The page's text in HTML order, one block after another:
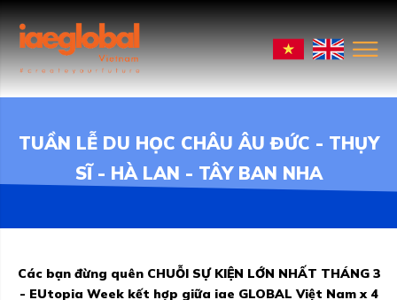
TUẦN LỄ DU HỌC CHÂU ÂU ĐỨC - THỤY
SĨ - HÀ LAN - TÂY BAN NHA
Các bạn đừng quên CHUỖI SỰ KIỆN LỚN NHẤT THÁNG 3
- EUtopia Week kết hợp giữa iae GLOBAL Việt Nam x 4